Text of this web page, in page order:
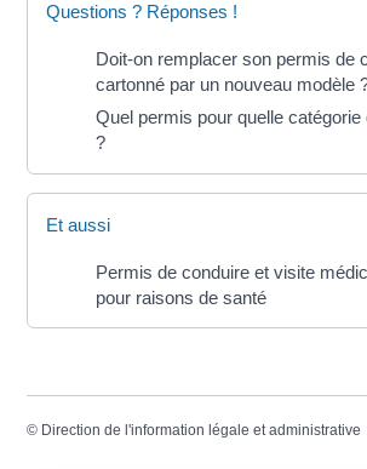
Questions ? Réponses !
Doit-on remplacer son permis de
cartonné par un nouveau modèle
Quel permis pour quelle catégorie
?
Et aussi
Permis de conduire et visite
pour raisons de santé
© Direction de l'information légale et administrative